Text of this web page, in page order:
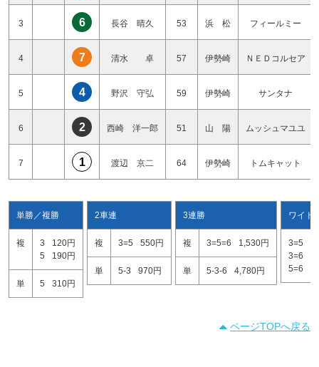
3 6 長谷 晴久 53 浜 松 フィールミー
4 7 清水 卓 57 伊勢崎 ＮＥＤコルセア
5 4 野沢 守弘 59 伊勢崎 サンタナ
6 2 西崎 洋一郎 51 山 陽 ムッシュマユユ
7 1 渡辺 京二 64 伊勢崎 トムキャット
単勝／複勝
複 3
120円
5
190円
単 5 310円
2車連
複 3=5 550円
単 5-3 970円
3連勝
複 3=5=6 1,530円
単 5-3-6 4,780円
ワイド
3=5
3=6
5=6
ページTOPへ戻る